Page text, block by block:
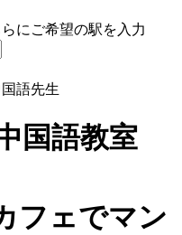
にご希望の駅を入力
語先生
国語教室
フェでマン